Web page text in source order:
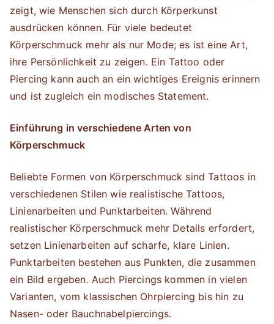
zeigt, wie Menschen sich durch Körperkunst
ausdrücken können. Für viele bedeutet
Körperschmuck mehr als nur Mode; es ist eine Art,
ihre Persönlichkeit zu zeigen. Ein Tattoo oder
Piercing kann auch an ein wichtiges Ereignis erinnern
und ist zugleich ein modisches Statement.
Einführung in verschiedene Arten von
Körperschmuck
Beliebte Formen von Körperschmuck sind Tattoos in
verschiedenen Stilen wie realistische Tattoos,
Linienarbeiten und Punktarbeiten. Während
realistischer Körperschmuck mehr Details erfordert,
setzen Linienarbeiten auf scharfe, klare Linien.
Punktarbeiten bestehen aus Punkten, die zusammen
ein Bild ergeben. Auch Piercings kommen in vielen
Varianten, vom klassischen Ohrpiercing bis hin zu
Nasen- oder Bauchnabelpiercings.